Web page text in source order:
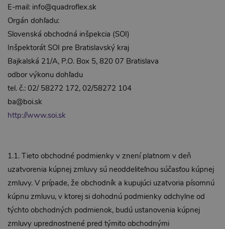
E-mail: info@quadroflex.sk
Orgán dohľadu:
Slovenská obchodná inšpekcia (SOI)
Inšpektorát SOI pre Bratislavský kraj
Bajkalská 21/A, P.O. Box 5, 820 07 Bratislava
odbor výkonu dohľadu
tel. č.: 02/ 58272 172, 02/58272 104
ba@boi.sk
http://www.soi.sk
1.1. Tieto obchodné podmienky v znení platnom v deň
uzatvorenia kúpnej zmluvy sú neoddeliteľnou súčasťou kúpnej
zmluvy. V prípade, že obchodník a kupujúci uzatvoria písomnú
kúpnu zmluvu, v ktorej si dohodnú podmienky odchylne od
týchto obchodných podmienok, budú ustanovenia kúpnej
zmluvy uprednostnené pred týmito obchodnými